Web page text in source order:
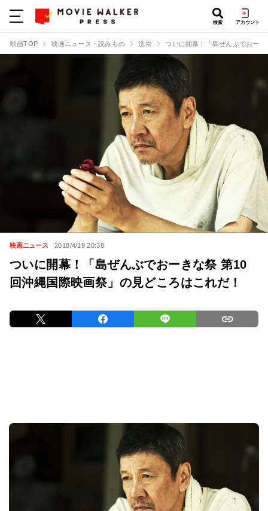
検索 アカウント
映画TOP 映画ニュース・読みもの 洗骨 ついに開幕！「島ぜんぶでおー
映画ニュース 2018/4/19 20:38
ついに開幕！「島ぜんぶでおーきな祭 第10
回沖縄国際映画祭」の見どころはこれだ！